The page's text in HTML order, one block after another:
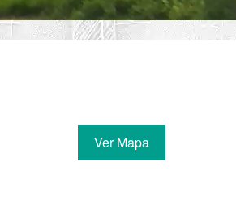
Ver Mapa